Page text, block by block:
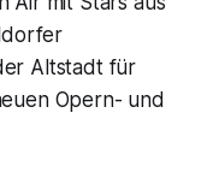
Altstadt für
Opern- und